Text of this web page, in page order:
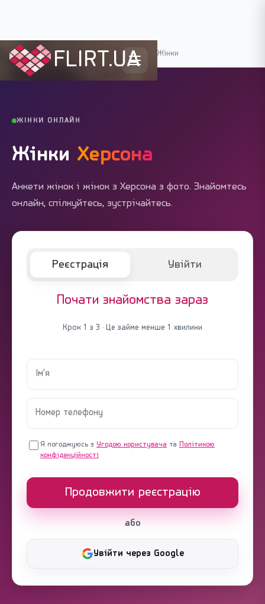
FLIRT.UA
Flirt.ua › Міста України Херсон Жінки
ЖІНКИ ОНЛАЙН
Жінки Херсона
Анкети жінок і жінок з Херсона з фото. Знайомтесь
онлайн, спілкуйтесь, зустрічайтесь.
Реєстрація Увійти
Почати знайомства зараз
Крок 1 з 3 · Це займе менше 1 хвилини
Я погоджуюсь з Угодою користувача та Політикою
конфіденційності
Продовжити реєстрацію
або
Увійти через Google